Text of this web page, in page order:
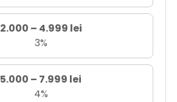
2.000 – 4.999 lei
3%
5.000 – 7.999 lei
4%